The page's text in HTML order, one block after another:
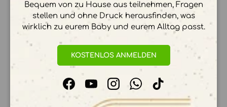
Ihre Zahlungsinformationen werden sicher
verarbeitet. Wir speichern keine
Kreditkartendetails.
UNSERE KOLLEKTIONEN
Bequem von zu Hause aus teilnehmen, Fragen
stellen und ohne Druck herausfinden, was
wirklich zu eurem Baby und eurem Alltag passt.
KOSTENLOS ANMELDEN
FacebookYouTubeInstagramWhatsApp
TikTok